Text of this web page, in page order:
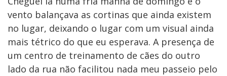
vento balançava as cortinas que ainda existem
no lugar, deixando o lugar com um visual ainda
mais tétrico do que eu esperava. A presença de
um centro de treinamento de cães do outro
lado da rua não facilitou nada meu passeio pelo